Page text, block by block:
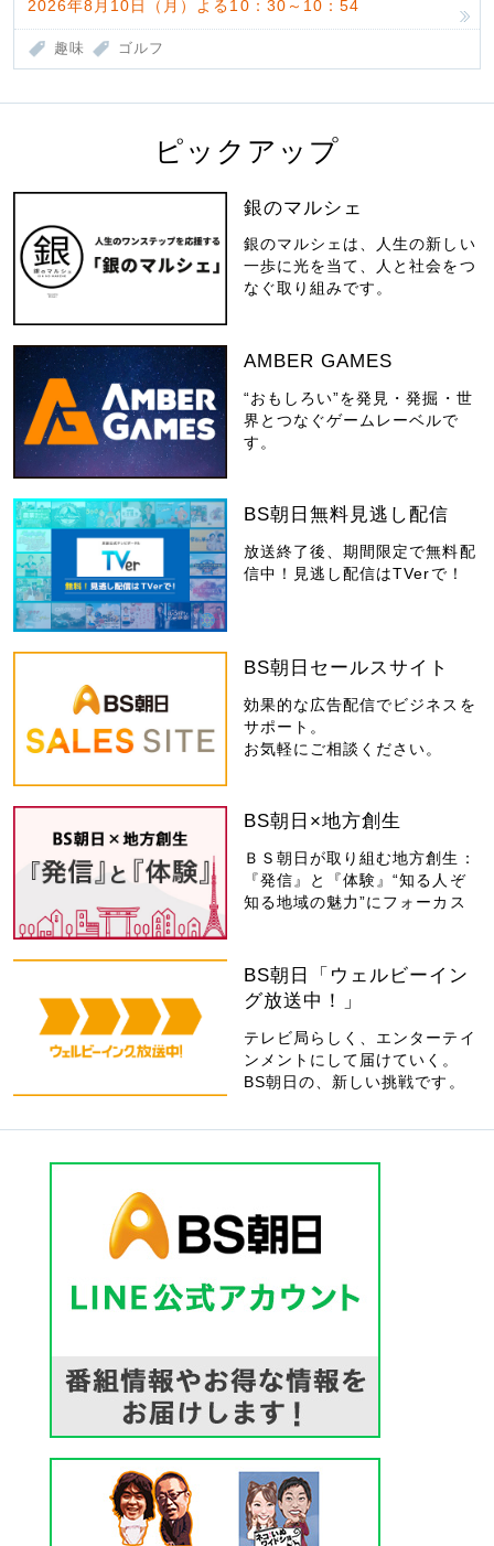
2026年8月10日（月）よる10：30～10：54
趣味 ゴルフ
ピックアップ
銀のマルシェ
銀のマルシェは、人生の新しい
一歩に光を当て、人と社会をつ
なぐ取り組みです。
AMBER GAMES
“おもしろい”を発見・発掘・世
界とつなぐゲームレーベルで
す。
BS朝日無料見逃し配信
放送終了後、期間限定で無料配
信中！見逃し配信はTVerで！
BS朝日セールスサイト
効果的な広告配信でビジネスを
サポート。
お気軽にご相談ください。
BS朝日×地方創生
ＢＳ朝日が取り組む地方創生：
『発信』と『体験』“知る人ぞ
知る地域の魅力”にフォーカス
BS朝日「ウェルビーイン
グ放送中！」
テレビ局らしく、エンターテイ
ンメントにして届けていく。
BS朝日の、新しい挑戦です。